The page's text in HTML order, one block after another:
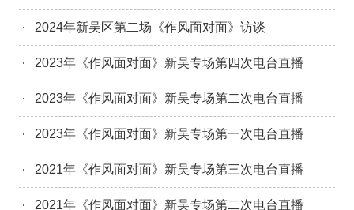
2024年新吴区第二场《作风面对面》访谈
2023年《作风面对面》新吴专场第四次电台直播
2023年《作风面对面》新吴专场第二次电台直播
2023年《作风面对面》新吴专场第一次电台直播
2021年《作风面对面》新吴专场第三次电台直播
2021年《作风面对面》新吴专场第二次电台直播